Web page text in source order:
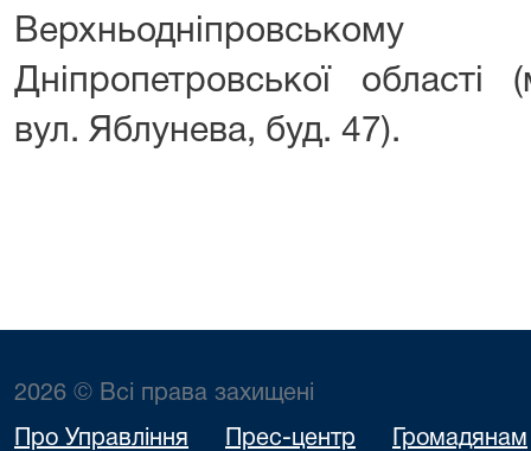
Дніпропетровської області
вул. Яблунева, буд. 47).
2026 © Всі права захищені
Про Управління Прес-центр Громадянам